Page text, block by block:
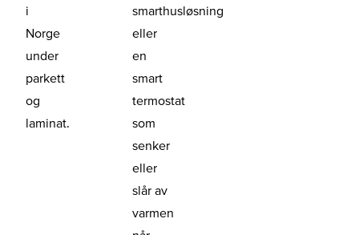
i
Norge
under
parkett
og
laminat.
smarthusløsning
eller
en
smart
termostat
som
senker
eller
slår av
varmen